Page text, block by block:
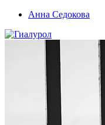
Анна Седокова